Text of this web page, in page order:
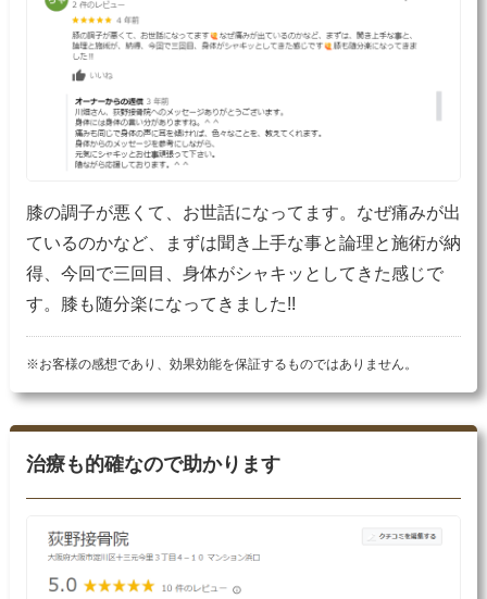
膝の調子が悪くて、お世話になってます。なぜ痛みが出
ているのかなど、まずは聞き上手な事と論理と施術が納
得、今回で三回目、身体がシャキッとしてきた感じで
す。膝も随分楽になってきました!!
※お客様の感想であり、効果効能を保証するものではありません。
治療も的確なので助かります